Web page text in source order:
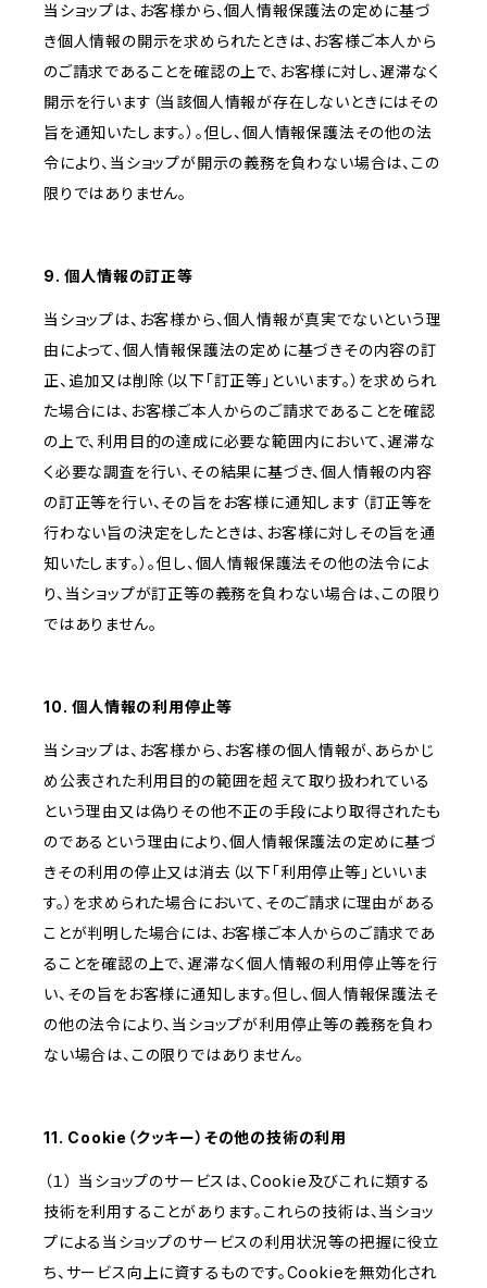
当ショップは、お客様から、個人情報保護法の定めに基づ
き個人情報の開示を求められたときは、お客様ご本人から
のご請求であることを確認の上で、お客様に対し、遅滞なく
開示を行います（当該個人情報が存在しないときにはその
旨を通知いたします。）。但し、個人情報保護法その他の法
令により、当ショップが開示の義務を負わない場合は、この
限りではありません。
9. 個人情報の訂正等
当ショップは、お客様から、個人情報が真実でないという理
由によって、個人情報保護法の定めに基づきその内容の訂
正、追加又は削除（以下「訂正等」といいます。）を求められ
た場合には、お客様ご本人からのご請求であることを確認
の上で、利用目的の達成に必要な範囲内において、遅滞な
く必要な調査を行い、その結果に基づき、個人情報の内容
の訂正等を行い、その旨をお客様に通知します（訂正等を
行わない旨の決定をしたときは、お客様に対しその旨を通
知いたします。）。但し、個人情報保護法その他の法令によ
り、当ショップが訂正等の義務を負わない場合は、この限り
ではありません。
10. 個人情報の利用停止等
当ショップは、お客様から、お客様の個人情報が、あらかじ
め公表された利用目的の範囲を超えて取り扱われている
という理由又は偽りその他不正の手段により取得されたも
のであるという理由により、個人情報保護法の定めに基づ
きその利用の停止又は消去（以下「利用停止等」といいま
す。）を求められた場合において、そのご請求に理由がある
ことが判明した場合には、お客様ご本人からのご請求であ
ることを確認の上で、遅滞なく個人情報の利用停止等を行
い、その旨をお客様に通知します。但し、個人情報保護法そ
の他の法令により、当ショップが利用停止等の義務を負わ
ない場合は、この限りではありません。
11. Cookie（クッキー）その他の技術の利用
（１） 当ショップのサービスは、Cookie及びこれに類する
技術を利用することがあります。これらの技術は、当ショッ
プによる当ショップのサービスの利用状況等の把握に役立
ち、サービス向上に資するものです。Cookieを無効化され